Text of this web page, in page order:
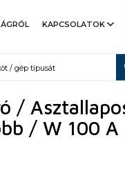
KAPCSOLATOK
/
/ W 100 A